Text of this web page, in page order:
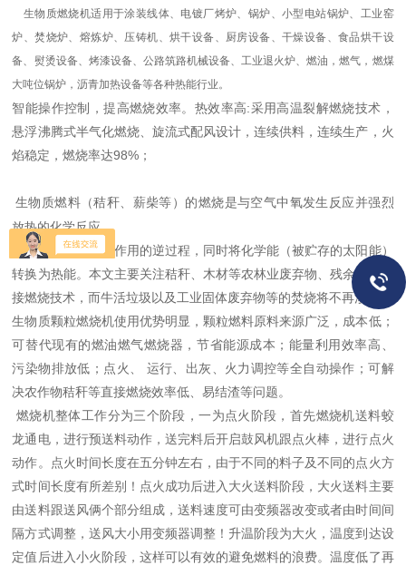
生物质燃烧机适用于涂装线体、电镀厂烤炉、锅炉、小型电站锅炉、工业窑
炉、焚烧炉、熔炼炉、压铸机、烘干设备、厨房设备、干燥设备、食品烘干设
备、熨烫设备、烤漆设备、公路筑路机械设备、工业退火炉、燃油，燃气，燃煤
大吨位锅炉，沥青加热设备等各种热能行业。
智能操作控制，提高燃烧效率。热效率高:采用高温裂解燃烧技术，
悬浮沸腾式半气化燃烧、旋流式配风设计，连续供料，连续生产，火
焰稳定，燃烧率达98%；
生物质燃料（秸秆、薪柴等）的燃烧是与空气中氧发生反应并强烈
放热的化学反应。
反应总效果是光合作用的逆过程，同时将化学能（被贮存的太阳能）
转换为热能。本文主要关注秸秆、木材等农林业废弃物、残余物的直
接燃烧技术，而牛活垃圾以及工业固体废弃物等的焚烧将不再涉及。
生物质颗粒燃烧机使用优势明显，颗粒燃料原料来源广泛，成本低；
可替代现有的燃油燃气燃烧器，节省能源成本；能量利用效率高、
污染物排放低；点火、 运行、出灰、火力调控等全自动操作；可解
决农作物秸秆等直接燃烧效率低、易结渣等问题。
燃烧机整体工作分为三个阶段，一为点火阶段，首先燃烧机送料蛟
龙通电，进行预送料动作，送完料后开启鼓风机跟点火棒，进行点火
动作。点火时间长度在五分钟左右，由于不同的料子及不同的点火方
式时间长度有所差别！点火成功后进入大火送料阶段，大火送料主要
由送料跟送风俩个部分组成，送料速度可由变频器改变或者由时间间
隔方式调整，送风大小用变频器调整！升温阶段为大火，温度到达设
定值后进入小火阶段，这样可以有效的避免燃料的浪费。温度低了再